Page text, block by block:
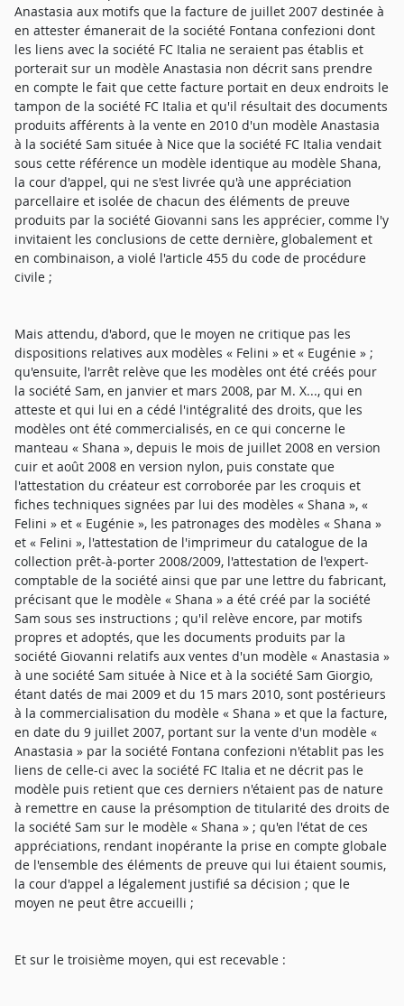
Anastasia aux motifs que la facture de juillet 2007 destinée à
en attester émanerait de la société Fontana confezioni dont
les liens avec la société FC Italia ne seraient pas établis et
porterait sur un modèle Anastasia non décrit sans prendre
en compte le fait que cette facture portait en deux endroits le
tampon de la société FC Italia et qu'il résultait des documents
produits afférents à la vente en 2010 d'un modèle Anastasia
à la société Sam située à Nice que la société FC Italia vendait
sous cette référence un modèle identique au modèle Shana,
la cour d'appel, qui ne s'est livrée qu'à une appréciation
parcellaire et isolée de chacun des éléments de preuve
produits par la société Giovanni sans les apprécier, comme l'y
invitaient les conclusions de cette dernière, globalement et
en combinaison, a violé l'article 455 du code de procédure
civile ;
Mais attendu, d'abord, que le moyen ne critique pas les
dispositions relatives aux modèles « Felini » et « Eugénie » ;
qu'ensuite, l'arrêt relève que les modèles ont été créés pour
la société Sam, en janvier et mars 2008, par M. X..., qui en
atteste et qui lui en a cédé l'intégralité des droits, que les
modèles ont été commercialisés, en ce qui concerne le
manteau « Shana », depuis le mois de juillet 2008 en version
cuir et août 2008 en version nylon, puis constate que
l'attestation du créateur est corroborée par les croquis et
fiches techniques signées par lui des modèles « Shana », «
Felini » et « Eugénie », les patronages des modèles « Shana »
et « Felini », l'attestation de l'imprimeur du catalogue de la
collection prêt-à-porter 2008/2009, l'attestation de l'expert-
comptable de la société ainsi que par une lettre du fabricant,
précisant que le modèle « Shana » a été créé par la société
Sam sous ses instructions ; qu'il relève encore, par motifs
propres et adoptés, que les documents produits par la
société Giovanni relatifs aux ventes d'un modèle « Anastasia »
à une société Sam située à Nice et à la société Sam Giorgio,
étant datés de mai 2009 et du 15 mars 2010, sont postérieurs
à la commercialisation du modèle « Shana » et que la facture,
en date du 9 juillet 2007, portant sur la vente d'un modèle «
Anastasia » par la société Fontana confezioni n'établit pas les
liens de celle-ci avec la société FC Italia et ne décrit pas le
modèle puis retient que ces derniers n'étaient pas de nature
à remettre en cause la présomption de titularité des droits de
la société Sam sur le modèle « Shana » ; qu'en l'état de ces
appréciations, rendant inopérante la prise en compte globale
de l'ensemble des éléments de preuve qui lui étaient soumis,
la cour d'appel a légalement justifié sa décision ; que le
moyen ne peut être accueilli ;
Et sur le troisième moyen, qui est recevable :